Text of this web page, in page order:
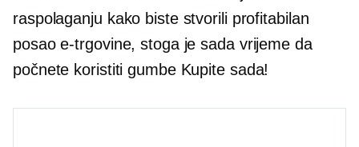
raspolaganju kako biste stvorili profitabilan
posao e-trgovine, stoga je sada vrijeme da
počnete koristiti gumbe Kupite sada!